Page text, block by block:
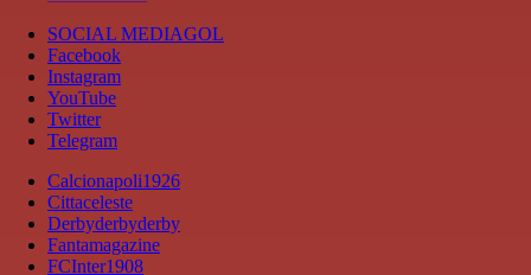
SOCIAL MEDIAGOL
Facebook
Instagram
YouTube
Twitter
Telegram
Calcionapoli1926
Cittaceleste
Derbyderbyderby
Fantamagazine
FCInter1908